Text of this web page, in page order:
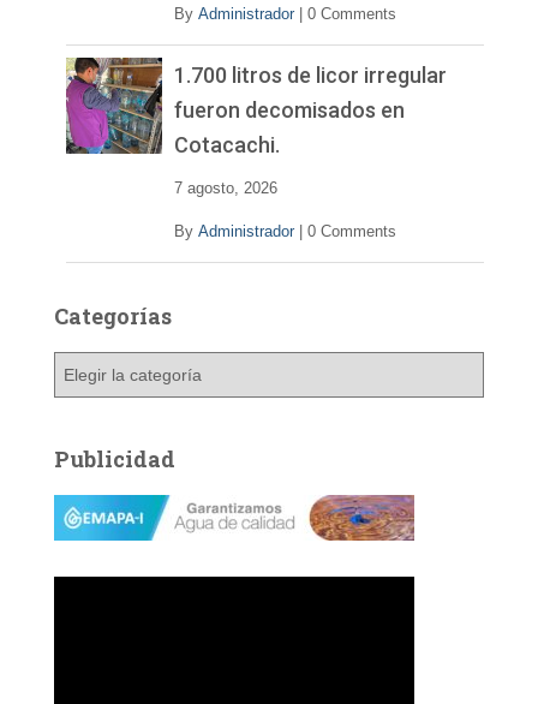
By Administrador 0 Comments
1.700 litros de licor irregular
fueron decomisados en
Cotacachi.
7 agosto, 2026
By Administrador 0 Comments
Categorías
g
o
a
Publicidad